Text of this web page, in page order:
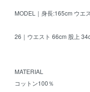
MODEL｜身長:165cm ウエ
26｜ウエスト 66cm 股上
MATERIAL
コットン100％